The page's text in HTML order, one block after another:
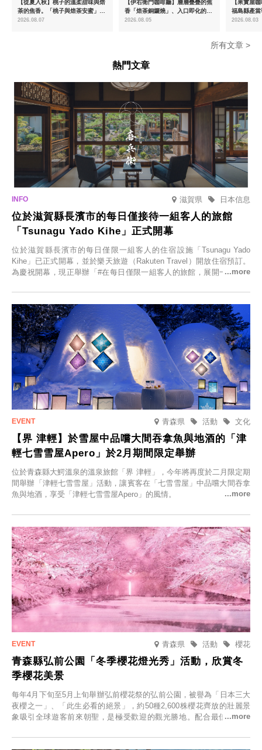
【從夏入秋】桃子的溫柔甜味與焙
茶的焦香。「桃子與焙茶安蜜」將
於8月中旬起限時販售
2026.08.07
【伊右衛門咖啡廳】層層疊疊的焦
香「焙茶銅鑼燒」、入口即化的
「宇治抹茶提拉米蘇」全新登場
2026.08.05
【果實屋
福島縣產
2026.08.03
所有文章 >
熱門文章
滋賀県 日本信息
位於滋賀縣長濱市的每日僅接待一組客人的旅館
「Tsunagu Yado Kihe」正式開幕
位於滋賀縣長濱市的每日僅限一組客人的住宿設施「Tsunagu Yado
Kihe」已正式開幕，並於樂天旅遊（Rakuten Travel）開放住宿預訂。
為慶祝開幕，現正舉辦「#在每日僅限一組客人的旅館，展開一生一次
人的旅館，您才能在此與重要的人共度獨一無二的特別時光。
青森県 文化
活動
【界 津輕】於雪屋中品嚐大間吞拿魚與地酒的「津
輕七雪雪屋Apero」於2月期間限定舉辦
位於青森縣大鰐溫泉的溫泉旅館「界 津輕」，今年將再度於二月限定期
間舉辦「津輕七雪雪屋」活動，讓賓客在「七雪雪屋」中品嚐大間吞拿
魚與地酒，享受「津輕七雪雪屋Apero」的風情。
青森県 櫻花
活動
青森縣弘前公園「冬季櫻花燈光秀」活動，欣賞冬
季櫻花美景
每年4月下旬至5月上旬舉辦弘前櫻花祭的弘前公園，被譽為「日本三大
夜櫻之一」、「此生必看的絕景」，約50種2,600株櫻花齊放的壯麗景
象吸引全球遊客前來朝聖，是極受歡迎的觀光勝地。配合最佳觀雪時
「冬季櫻花燈光秀」。